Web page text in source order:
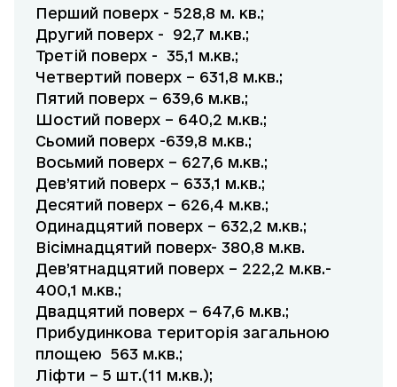
Перший поверх - 528,8 м. кв.;
Другий поверх - 92,7 м.кв.;
Третій поверх - 35,1 м.кв.;
Четвертий поверх – 631,8 м.кв.;
Пятий поверх – 639,6 м.кв.;
Шостий поверх – 640,2 м.кв.;
Сьомий поверх -639,8 м.кв.;
Восьмий поверх – 627,6 м.кв.;
Дев’ятий поверх – 633,1 м.кв.;
Десятий поверх – 626,4 м.кв.;
Одинадцятий поверх – 632,2 м.кв.;
Вісімнадцятий поверх- 380,8 м.кв.
Дев’ятнадцятий поверх – 222,2 м.кв.-
400,1 м.кв.;
Двадцятий поверх – 647,6 м.кв.;
Прибудинкова територія загальною
площею 563 м.кв.;
Ліфти – 5 шт.(11 м.кв.);